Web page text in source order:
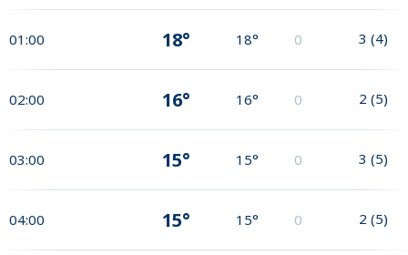
01:00 18° 18° 0 3 (4)
02:00 16° 16° 0 2 (5)
03:00 15° 15° 0 3 (5)
04:00 15° 15° 0 2 (5)